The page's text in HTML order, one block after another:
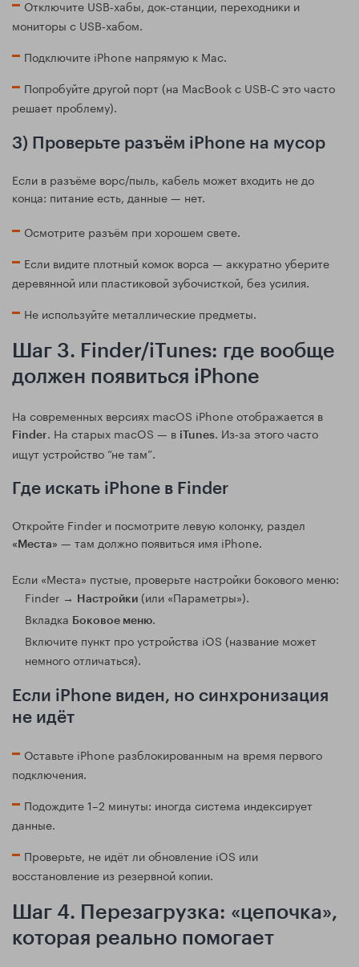
Отключите USB‑хабы, док‑станции, переходники и
мониторы с USB‑хабом.
Подключите iPhone напрямую к Mac.
Попробуйте другой порт (на MacBook с USB‑C это часто
решает проблему).
3) Проверьте разъём iPhone на мусор
Если в разъёме ворс/пыль, кабель может входить не до
конца: питание есть, данные — нет.
Осмотрите разъём при хорошем свете.
Если видите плотный комок ворса — аккуратно уберите
деревянной или пластиковой зубочисткой, без усилия.
Не используйте металлические предметы.
Шаг 3. Finder/iTunes: где вообще
должен появиться iPhone
На современных версиях macOS iPhone отображается в
Finder. На старых macOS — в iTunes. Из‑за этого часто
ищут устройство “не там”.
Где искать iPhone в Finder
Откройте Finder и посмотрите левую колонку, раздел
«Места» — там должно появиться имя iPhone.
Если «Места» пустые, проверьте настройки бокового меню:
Finder →
Настройки (или «Параметры»).
Вкладка Боковое меню.
Включите пункт про устройства iOS (название может
немного отличаться).
Если iPhone виден, но синхронизация
не идёт
Оставьте iPhone разблокированным на время первого
подключения.
Подождите 1–2 минуты: иногда система индексирует
данные.
Проверьте, не идёт ли обновление iOS или
восстановление из резервной копии.
Шаг 4. Перезагрузка: «цепочка»,
которая реально помогает